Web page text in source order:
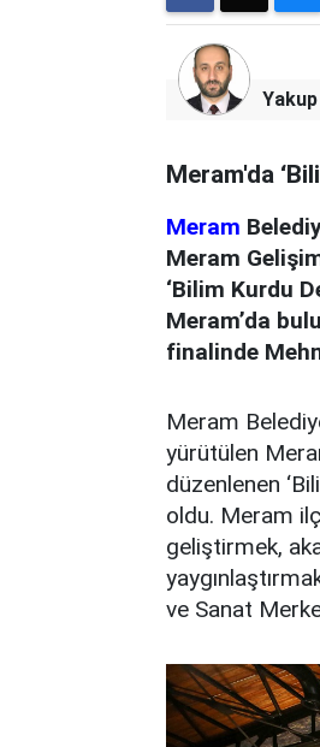
Meram'da
Meram
Meram
‘Bilim Kurdu
Meram’da
finalinde
Meram
yürütülen
düzenlenen
oldu. Meram
geliştirmek,
ve Sanat